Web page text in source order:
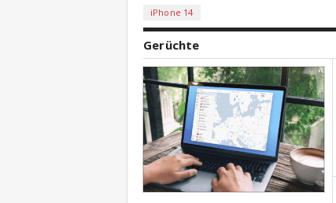
iPhone 14
Gerüchte